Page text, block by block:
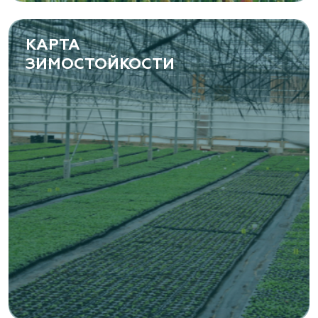
www.yoly-paly.ru
«ВЕНЕВ» питомник растений
Тульская область, Венёвский р-н, село
Борщевое, улица Лесная, д. 13
8 963 224 87 99
https://www.venev1.ru/
«ВЕНЕВ» питомник растений
Тульская область, Венёвский р-н, село
Борщевое, улица Лесная, д. 13
8 963 224 87 99
https://www.venev1.ru/
КАРТА
ЗИМОСТОЙКОСТИ